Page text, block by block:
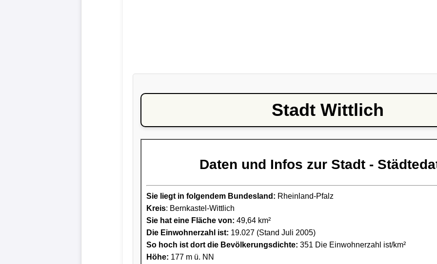
Stadt Wittlich
Daten und Infos zur Stadt -
Sie liegt in folgendem Bundesland: Rheinland-Pfalz
Kreis: Bernkastel-Wittlich
Sie hat eine Fläche von: 49,64 km²
Die Einwohnerzahl ist: 19.027 (Stand Juli 2005)
So hoch ist dort die Bevölkerungsdichte: 351 Die Einwohnerzahl ist/km²
Höhe: 177 m ü. NN